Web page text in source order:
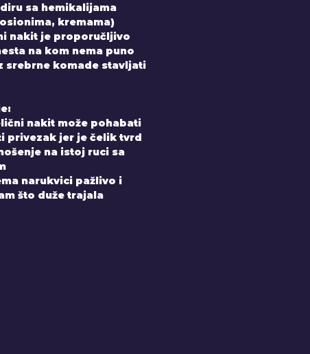
sa hemikalijama
kremama)
nakit je proporučljivo
na kom nema puno
srebrne komade stavljati
nakit može pohabati
privezak jer je čelik tvrd
na istoj ruci sa
narukvici pažlivo i
što duže trajala